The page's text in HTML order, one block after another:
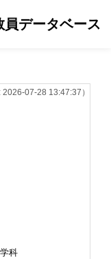
員データベース
2026-07-28 13:47:37）
科